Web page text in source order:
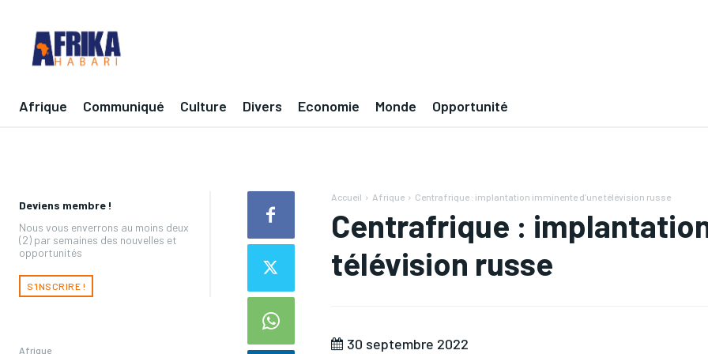
Afrique Communiqué Culture Divers Economie Monde Opportunité
Deviens membre !
Nous vous enverrons au moins deux
(2) par semaines des nouvelles et
opportunités
S'INSCRIRE !
Afrique
Accueil Afrique Centrafrique : implantation imminente d’une télévision russe
Centrafrique :
télévision russe
30 septembre 2022